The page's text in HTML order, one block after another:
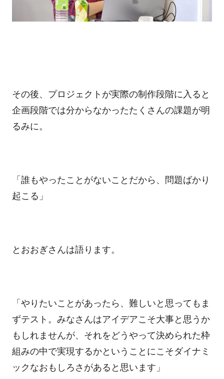
その後、プロジェクトが実際の制作段階に入ると
企画段階では分からなかったたくさんの課題が明
るみに。
「誰もやったことがないことだから、問題ばかり
起こる」
とおおぎさんは語ります。
「やりたいことがあったら、難しいと思ってもま
ずテスト。みなさんはアイデアこそ大事と思うか
もしれませんが、それをどうやって決められた枠
組みの中で実現するかということにこそダイナミ
ックなおもしろさがあると思います」